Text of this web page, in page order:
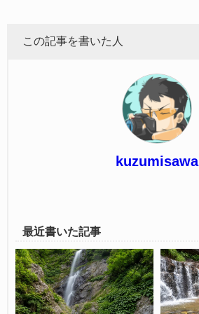
この記事を書いた人
kuzumisawa
最近書いた記事